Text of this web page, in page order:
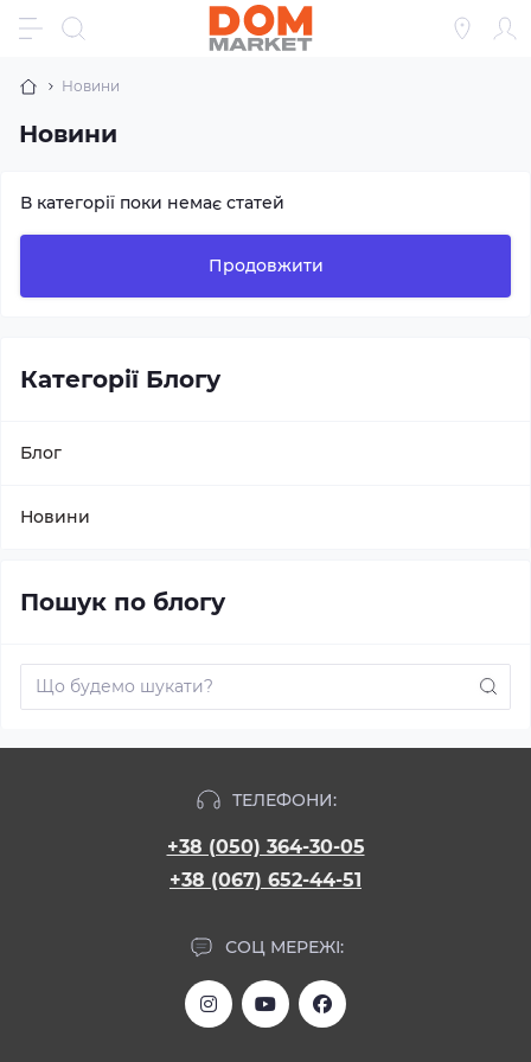
Новини
Новини
В категорії поки немає статей
Продовжити
Категорії Блогу
Блог
Новини
Пошук по блогу
ТЕЛЕФОНИ:
+38 (050) 364-30-05
+38 (067) 652-44-51
СОЦ МЕРЕЖІ: